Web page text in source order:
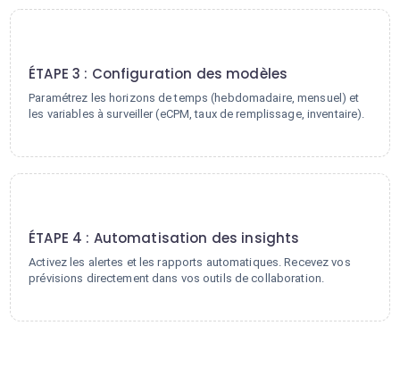
ÉTAPE 3 : Configuration des modèles
Paramétrez les horizons de temps (hebdomadaire, mensuel) et
les variables à surveiller (eCPM, taux de remplissage, inventaire).
ÉTAPE 4 : Automatisation des insights
Activez les alertes et les rapports automatiques. Recevez vos
prévisions directement dans vos outils de collaboration.